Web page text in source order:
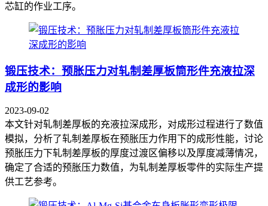
芯缸的作业工序。
锻压技术：预胀压力对轧制差厚板筒形件充液拉深
成形的影响
2023-09-02
本文针对轧制差厚板的充液拉深成形，对成形过程进行了数值
模拟，分析了轧制差厚板在预胀压力作用下的成形性能，讨论
预胀压力下轧制差厚板的厚度过渡区偏移以及厚度减薄情况，
确定了合适的预胀压力数值，为轧制差厚板零件的实际生产提
供工艺参考。